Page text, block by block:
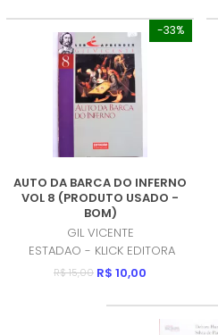
-33%
AUTO DA BARCA DO INFERNO
VOL 8 (PRODUTO USADO -
BOM)
GIL VICENTE
ESTADAO - KLICK EDITORA
R$ 15,00 R$ 10,00